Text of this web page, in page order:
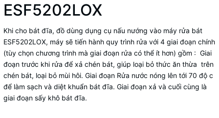
ESF5202LOX
Khi cho bát đĩa, đồ dùng dụng cụ nấu nướng vào máy rửa bát
ESF5202LOX, máy sẽ tiến hành quy trình rửa với 4 giai đoạn chính
(tùy chọn chương trình mà giai đoạn rửa có thể ít hơn) gồm : Giai
đoạn trước khi rửa để xả chén bát, giúp loại bỏ thức ăn thừa trên
chén bát, loại bỏ mùi hôi. Giai đoạn Rửa nước nóng lên tới 70 độ c
để làm sạch và diệt khuẩn bát đĩa. Giai đoạn xả và cuối cùng là
giai đoạn sấy khô bát đĩa.